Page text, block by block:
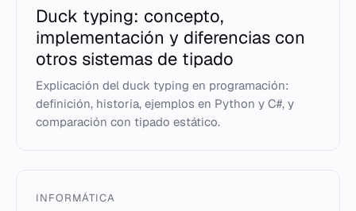
Duck typing: concepto,
implementación y diferencias con
otros sistemas de tipado
Explicación del duck typing en programación:
definición, historia, ejemplos en Python y C#, y
comparación con tipado estático.
INFORMÁTICA